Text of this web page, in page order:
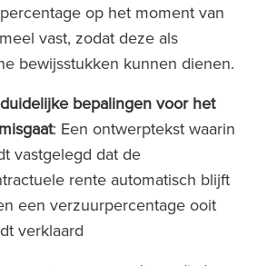
op het moment van
vast, zodat deze als
bewijsstukken kunnen dienen.
bepalingen voor het
: Een ontwerptekst waarin
vastgelegd dat de
rente automatisch blijft
een verzuurpercentage ooit
verklaard